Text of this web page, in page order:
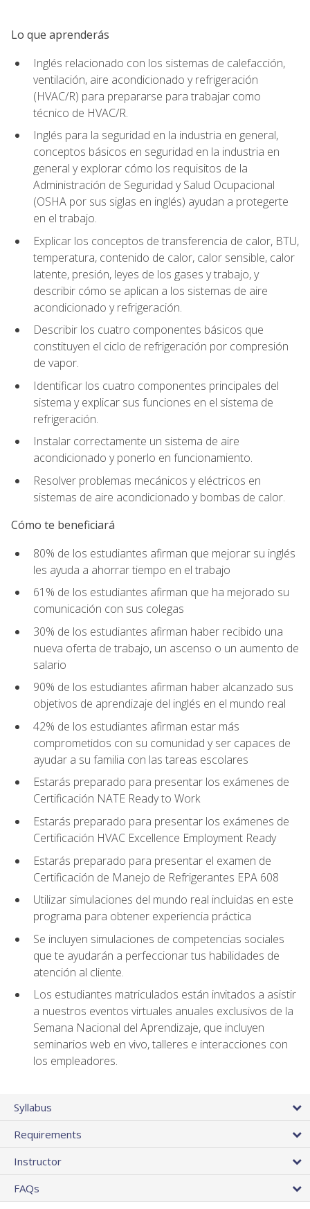
Lo que aprenderás
Inglés relacionado con los sistemas de calefacción,
ventilación, aire acondicionado y refrigeración
(HVAC/R) para prepararse para trabajar como
técnico de HVAC/R.
Inglés para la seguridad en la industria en general,
conceptos básicos en seguridad en la industria en
general y explorar cómo los requisitos de la
Administración de Seguridad y Salud Ocupacional
(OSHA por sus siglas en inglés) ayudan a protegerte
en el trabajo.
Explicar los conceptos de transferencia de calor, BTU,
temperatura, contenido de calor, calor sensible, calor
latente, presión, leyes de los gases y trabajo, y
describir cómo se aplican a los sistemas de aire
acondicionado y refrigeración.
Describir los cuatro componentes básicos que
constituyen el ciclo de refrigeración por compresión
de vapor.
Identificar los cuatro componentes principales del
sistema y explicar sus funciones en el sistema de
refrigeración.
Instalar correctamente un sistema de aire
acondicionado y ponerlo en funcionamiento.
Resolver problemas mecánicos y eléctricos en
sistemas de aire acondicionado y bombas de calor.
Cómo te beneficiará
80% de los estudiantes afirman que mejorar su inglés
les ayuda a ahorrar tiempo en el trabajo
61% de los estudiantes afirman que ha mejorado su
comunicación con sus colegas
30% de los estudiantes afirman haber recibido una
nueva oferta de trabajo, un ascenso o un aumento de
salario
90% de los estudiantes afirman haber alcanzado sus
objetivos de aprendizaje del inglés en el mundo real
42% de los estudiantes afirman estar más
comprometidos con su comunidad y ser capaces de
ayudar a su familia con las tareas escolares
Estarás preparado para presentar los exámenes de
Certificación NATE Ready to Work
Estarás preparado para presentar los exámenes de
Certificación HVAC Excellence Employment Ready
Estarás preparado para presentar el examen de
Certificación de Manejo de Refrigerantes EPA 608
Utilizar simulaciones del mundo real incluidas en este
programa para obtener experiencia práctica
Se incluyen simulaciones de competencias sociales
que te ayudarán a perfeccionar tus habilidades de
atención al cliente.
Los estudiantes matriculados están invitados a asistir
a nuestros eventos virtuales anuales exclusivos de la
Semana Nacional del Aprendizaje, que incluyen
seminarios web en vivo, talleres e interacciones con
los empleadores.
Syllabus
Requirements
Instructor
FAQs